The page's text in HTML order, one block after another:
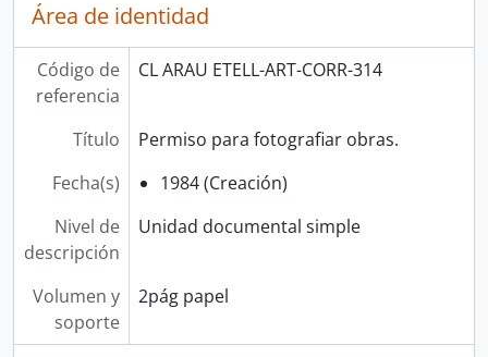
Área de identidad
Código de
referencia
CL ARAU ETELL-ART-CORR-314
Título
Permiso para fotografiar obras.
Fecha(s)
1984 (Creación)
Nivel de
descripción
Unidad documental simple
Volumen y
soporte
2pág papel